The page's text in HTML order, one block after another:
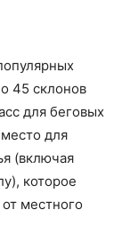
45 склонов
для беговых
для
(включая
которое
местного